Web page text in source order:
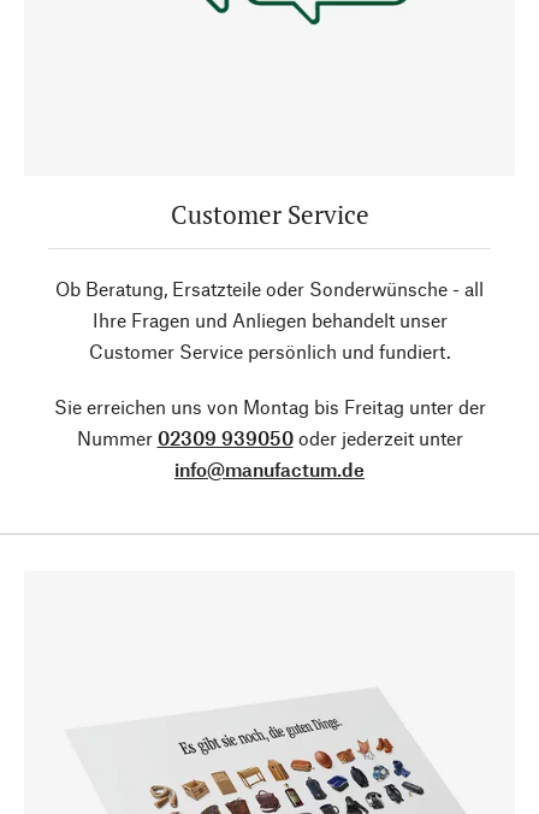
Customer Service
Ob Beratung, Ersatzteile oder Sonderwünsche - all
Ihre Fragen und Anliegen behandelt unser
Customer Service persönlich und fundiert.
Sie erreichen uns von Montag bis Freitag unter der
Nummer 02309 939050oder jederzeit unter
info@manufactum.de